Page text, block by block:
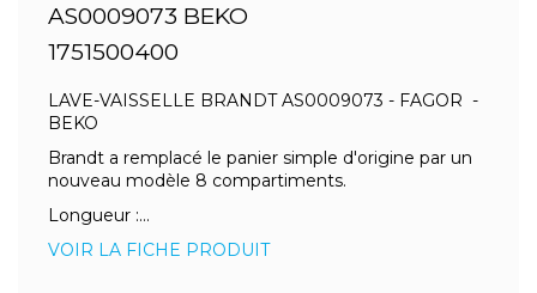
AS0009073 BEKO
1751500400
LAVE-VAISSELLE BRANDT AS0009073 - FAGOR -
BEKO
Brandt a remplacé le panier simple d'origine par un
nouveau modèle 8 compartiments.
Longueur :...
VOIR LA FICHE PRODUIT